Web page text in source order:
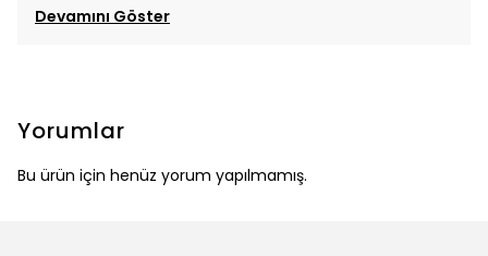
Devamını Göster
Yorumlar
Bu ürün için henüz yorum yapılmamış.